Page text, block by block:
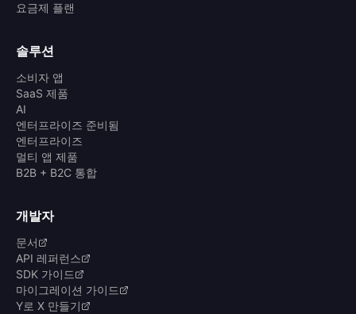
요금제 플랜
솔루션
소비자 앱
SaaS 제품
AI
엔터프라이즈 준비됨
엔터프라이즈
멀티 앱 제품
B2B + B2C 통합
개발자
문서
API 레퍼런스
SDK 가이드
마이그레이션 가이드
Y로 X 만들기